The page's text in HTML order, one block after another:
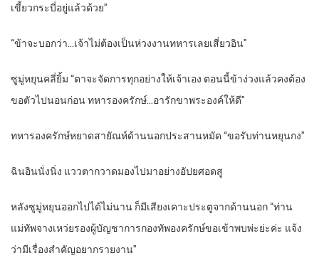
เขี้ยวกระบี่อยู่แล้วด้วย”
“ข้าจะบอกว่า…เจ้าไม่ต้องเป็นห่วงงานทหารเลยเสี่ยวอิน”
ซูมู่หยุนคลี่ยิ้ม “ตาจะจัดการทุกอย่างให้เจ้าเอง ตอนนี้ข้าง่วงแล้วคงต้อง
ขอตัวไปนอนก่อน ทหารองครักษ์…อารักขาพระองค์ให้ดี”
ทหารองครักษ์หยาดสายัณห์ด้านนอกประสานหมัด “ขอรับท่านหยุนกง”
ฉินอินนั่งนิ่ง แววตากวาดมองไปมาอย่างอัปยศอดสู
หลังซูมู่หยุนออกไปได้ไม่นาน ก็มีเสียงเคาะประตูจากด้านนอก “ท่าน
แม่ทัพจางเหว่ยรองผู้บัญชาการกองทัพองครักษ์ขอเข้าพบพ่ะย่ะค่ะ แจ้ง
ว่ามีเรื่องสำคัญอยากรายงาน”